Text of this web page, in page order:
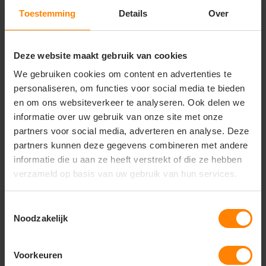
Toestemming Details Over
Deze website maakt gebruik van cookies
We gebruiken cookies om content en advertenties te
personaliseren, om functies voor social media te bieden
en om ons websiteverkeer te analyseren. Ook delen we
informatie over uw gebruik van onze site met onze
partners voor social media, adverteren en analyse. Deze
partners kunnen deze gegevens combineren met andere
informatie die u aan ze heeft verstrekt of die ze hebben
verzameld op basis van uw gebruik van hun services.
Noodzakelijk
Voorkeuren
Belangrijkste kenmerken:
Materiaal: 100% ringgesponnen katoen
Stofgewicht: ca. 160 g/m²
Single jersey kwaliteit
Fitted pasvorm
Mouwloos ontwerp voor maximale
bewegingsvrijheid
Hals en armsgaten met bies afgewerkt
Zijnaden voor betere pasvorm
Tear-away care label (ideaal voor rebranding)
Vragen? Neem contact